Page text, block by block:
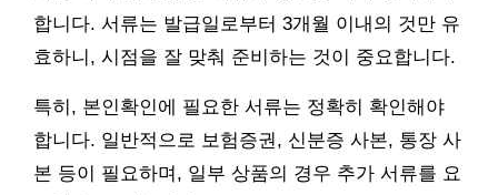
합니다. 서류는 발급일로부터 3개월 이내의 것만 유
효하니, 시점을 잘 맞춰 준비하는 것이 중요합니다.
특히, 본인확인에 필요한 서류는 정확히 확인해야
합니다. 일반적으로 보험증권, 신분증 사본, 통장 사
본 등이 필요하며, 일부 상품의 경우 추가 서류를 요